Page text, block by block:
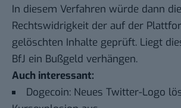
In diesem Verfahren würde dann die
Rechtswidrigkeit der auf der
gelöschten Inhalte geprüft. Liegt
BfJ ein Bußgeld verhängen.
Auch interessant:
Dogecoin: Neues Twitter-Logo